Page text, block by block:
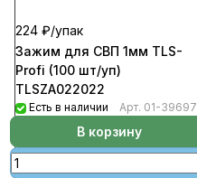
224 ₽/упак
Зажим для СВП 1мм TLS-
Profi (100 шт/уп)
TLSZA022022
Есть в наличии Арт. 01-39697
В корзину